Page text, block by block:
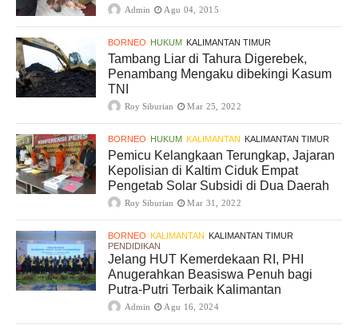
Admin Agu 04, 2015
BORNEO HUKUM KALIMANTAN TIMUR
Tambang Liar di Tahura Digerebek,
Penambang Mengaku dibekingi Kasum
TNI
Roy Siburian Mar 25, 2022
BORNEO HUKUM KALIMANTAN KALIMANTAN TIMUR
Pemicu Kelangkaan Terungkap, Jajaran
Kepolisian di Kaltim Ciduk Empat
Pengetab Solar Subsidi di Dua Daerah
Roy Siburian Mar 31, 2022
BORNEO KALIMANTAN KALIMANTAN TIMUR
PENDIDIKAN
Jelang HUT Kemerdekaan RI, PHI
Anugerahkan Beasiswa Penuh bagi
Putra-Putri Terbaik Kalimantan
Admin Agu 16, 2024